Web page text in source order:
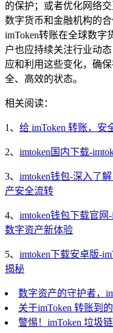
的保护；或者优化网络
数字货币和金融机构的
imToken转账在全球数字
户也应持续关注行业动
应和利用这些变化，确
全、高效的状态。
相关阅读：
1、 给 imToken 转账，安
2、 imtoken国内下载-
3、 imtoken钱包-深入了
产安全流转
4、 imtoken钱包下载官网
数字资产新体验
5、 imtoken下载安卓版-
揭秘
数字资产的守护者，
关于imToken 转账到
警惕！imToken 垃圾